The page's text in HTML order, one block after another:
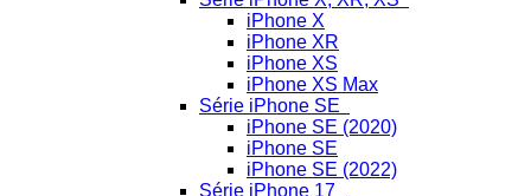
iPhone X
iPhone XR
iPhone XS
iPhone XS Max
Série iPhone SE
iPhone SE (2020)
iPhone SE
iPhone SE (2022)
Série iPhone 17